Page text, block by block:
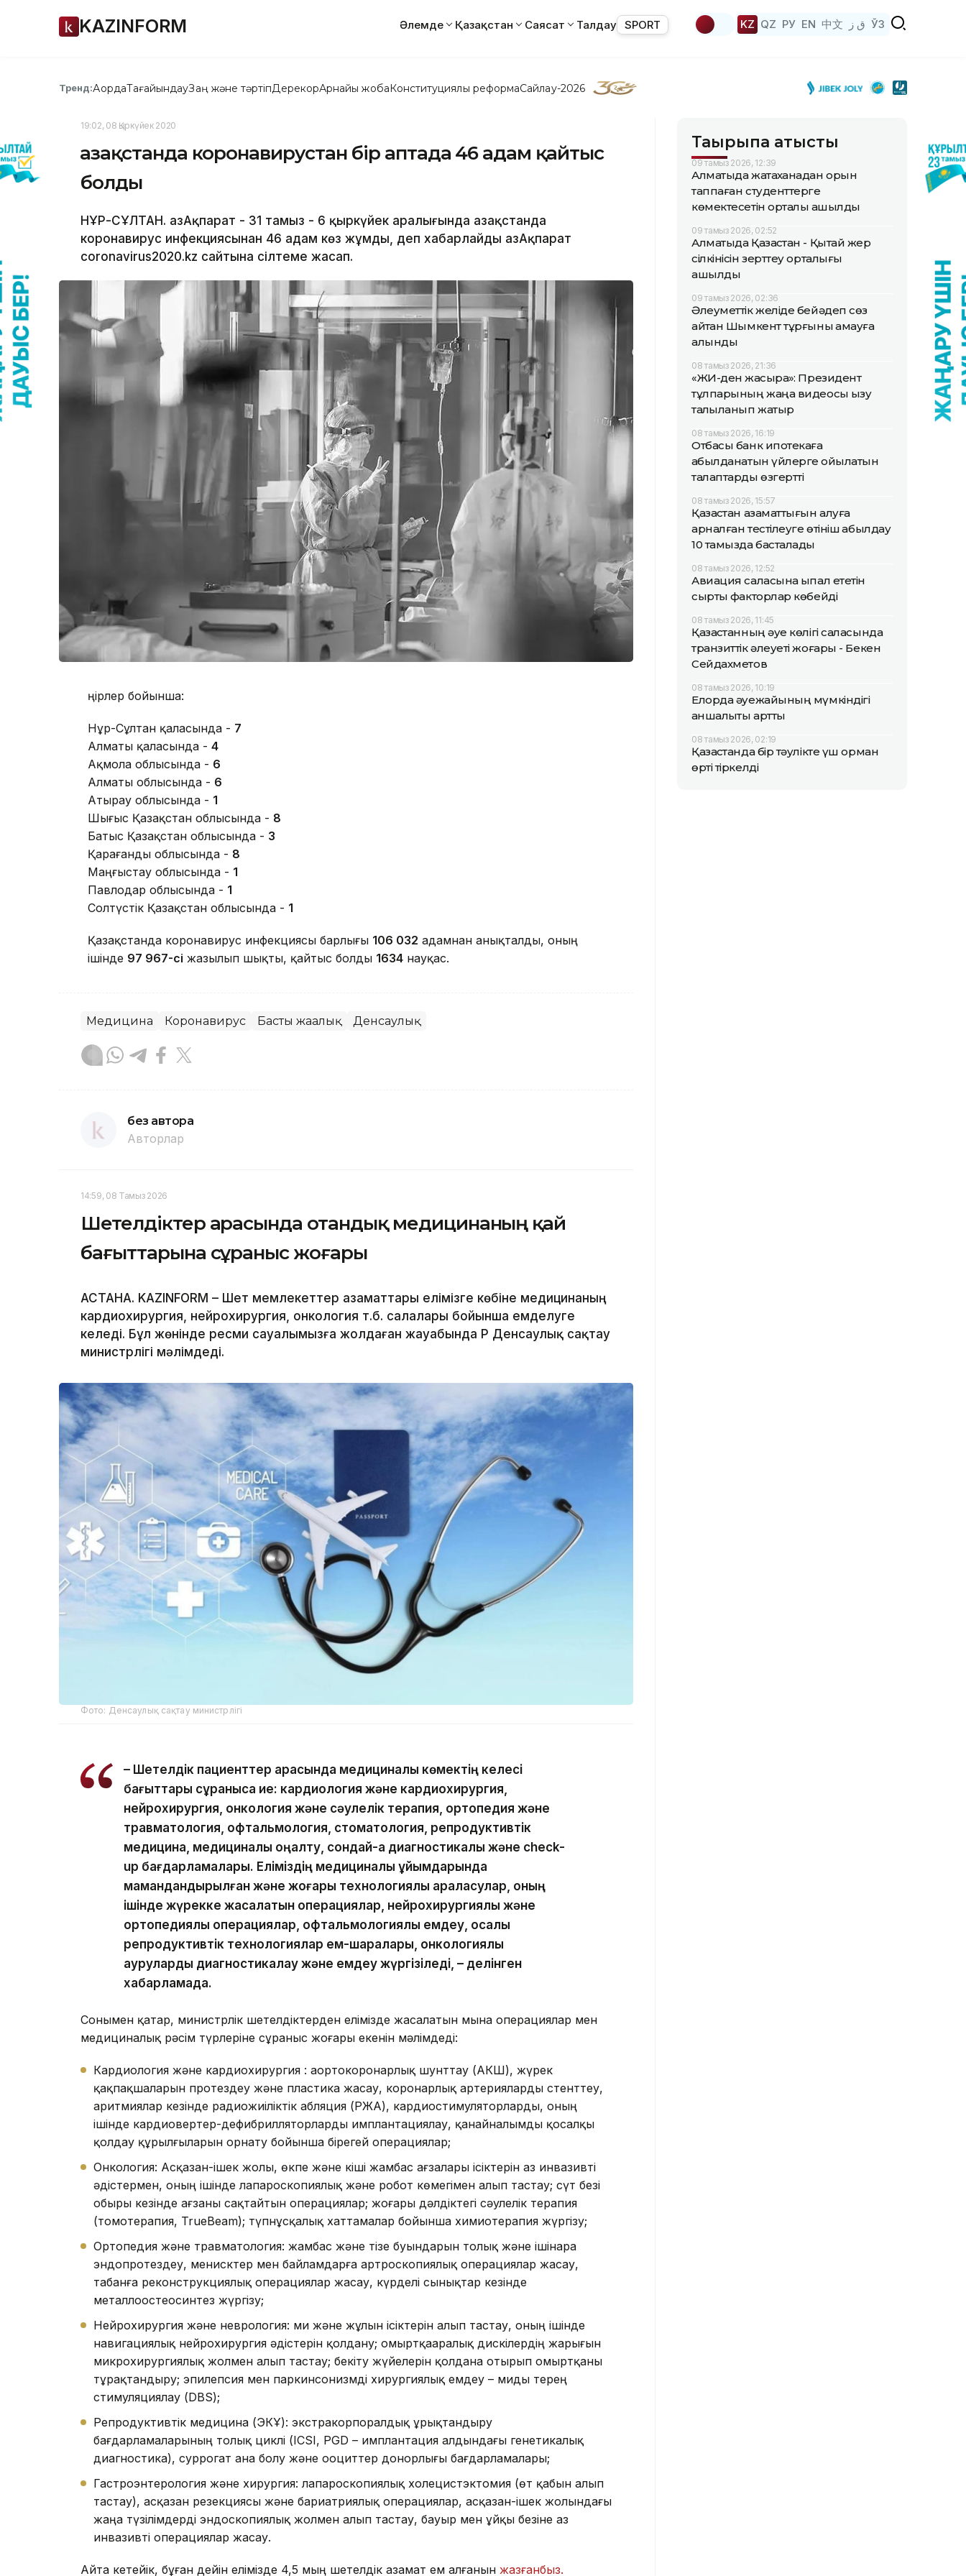
KAZINFORM Әлемде Қазақстан Саясат Талдау SPORT KZ QZ РУ EN 中文 ق ز ЎЗ
Тренд:АқордаТағайындауЗаң және тәртіпДерекқорАрнайы жобаКонституциялық реформаСайлау-2026
19:02, 08 Қыркүйек 2020
Қазақстанда коронавирустан бір аптада 46 адам қайтыс
болды
НҰР-СҰЛТАН. ҚазАқпарат - 31 тамыз - 6 қыркүйек аралығында Қазақстанда
коронавирус инфекциясынан 46 адам көз жұмды, деп хабарлайды ҚазАқпарат
coronavirus2020.kz сайтына сілтеме жасап.
Өңірлер бойынша:
Нұр-Сұлтан қаласында - 7
Алматы қаласында - 4
Ақмола облысында - 6
Алматы облысында - 6
Атырау облысында - 1
Шығыс Қазақстан облысында - 8
Батыс Қазақстан облысында - 3
Қарағанды облысында - 8
Маңғыстау облысында - 1
Павлодар облысында - 1
Солтүстік Қазақстан облысында - 1
Қазақстанда коронавирус инфекциясы барлығы 106 032 адамнан анықталды, оның
ішінде 97 967-сі жазылып шықты, қайтыс болды 1634 науқас.
Медицина Коронавирус Басты жаңалық Денсаулық
без автора
Авторлар
14:59, 08 Тамыз 2026
Шетелдіктер арасында отандық медицинаның қай
бағыттарына сұраныс жоғары
АСТАНА. KAZINFORM – Шет мемлекеттер азаматтары елімізге көбіне медицинаның
кардиохирургия, нейрохирургия, онкология т.б. салалары бойынша емделуге
келеді. Бұл жөнінде ресми сауалымызға жолдаған жауабында ҚР Денсаулық сақтау
министрлігі мәлімдеді.
Фото: Денсаулық сақтау министрлігі
– Шетелдік пациенттер арасында медициналық көмектің келесі
бағыттары сұранысқа ие: кардиология және кардиохирургия,
нейрохирургия, онкология және сәулелік терапия, ортопедия және
травматология, офтальмология, стоматология, репродуктивтік
медицина, медициналық оңалту, сондай-ақ диагностикалық және check-
up бағдарламалары. Еліміздің медициналық ұйымдарында
мамандандырылған және жоғары технологиялық араласулар, оның
ішінде жүрекке жасалатын операциялар, нейрохирургиялық және
ортопедиялық операциялар, офтальмологиялық емдеу, қосалқы
репродуктивтік технологиялар ем-шаралары, онкологиялық
ауруларды диагностикалау және емдеу жүргізіледі, – делінген
хабарламада.
Сонымен қатар, министрлік шетелдіктерден елімізде жасалатын мына операциялар мен
медициналық рәсім түрлеріне сұраныс жоғары екенін мәлімдеді:
Кардиология және кардиохирургия : аортокоронарлық шунттау (АКШ), жүрек
қақпақшаларын протездеу және пластика жасау, коронарлық артерияларды стенттеу,
аритмиялар кезінде радиожиіліктік абляция (РЖА), кардиостимуляторларды, оның
ішінде кардиовертер-дефибрилляторларды имплантациялау, қанайналымды қосалқы
қолдау құрылғыларын орнату бойынша бірегей операциялар;
Онкология: Асқазан-ішек жолы, өкпе және кіші жамбас ағзалары ісіктерін аз инвазивті
әдістермен, оның ішінде лапароскопиялық және робот көмегімен алып тастау; сүт безі
обыры кезінде ағзаны сақтайтын операциялар; жоғары дәлдіктегі сәулелік терапия
(томотерапия, TrueBeam); түпнұсқалық хаттамалар бойынша химиотерапия жүргізу;
Ортопедия және травматология: жамбас және тізе буындарын толық және ішінара
эндопротездеу, менисктер мен байламдарға артроскопиялық операциялар жасау,
табанға реконструкциялық операциялар жасау, күрделі сынықтар кезінде
металлоостеосинтез жүргізу;
Нейрохирургия және неврология: ми және жұлын ісіктерін алып тастау, оның ішінде
навигациялық нейрохирургия әдістерін қолдану; омыртқааралық дискілердің жарығын
микрохирургиялық жолмен алып тастау; бекіту жүйелерін қолдана отырып омыртқаны
тұрақтандыру; эпилепсия мен паркинсонизмді хирургиялық емдеу – миды терең
стимуляциялау (DBS);
Репродуктивтік медицина (ЭКҰ): экстракорпоралдық ұрықтандыру
бағдарламаларының толық циклі (ICSI, PGD – имплантация алдындағы генетикалық
диагностика), суррогат ана болу және ооциттер донорлығы бағдарламалары;
Гастроэнтерология және хирургия: лапароскопиялық холецистэктомия (өт қабын алып
тастау), асқазан резекциясы және бариатриялық операциялар, асқазан-ішек жолындағы
жаңа түзілімдерді эндоскопиялық жолмен алып тастау, бауыр мен ұйқы безіне аз
инвазивті операциялар жасау.
Айта кетейік, бұған дейін елімізде 4,5 мың шетелдік азамат ем алғанын жазғанбыз.
Тақырыпқа қатысты
09 тамыз 2026, 12:39
Алматыда жатақханадан орын
таппаған студенттерге
көмектесетін орталық ашылды
09 тамыз 2026, 02:52
Алматыда Қазақстан - Қытай жер
сілкінісін зерттеу орталығы
ашылды
09 тамыз 2026, 02:36
Әлеуметтік желіде бейәдеп сөз
айтқан Шымкент тұрғыны қамауға
алынды
08 тамыз 2026, 21:36
«ЖИ-ден жақсырақ»: Президент
тұлпарының жаңа видеосы қызу
талқыланып жатыр
08 тамыз 2026, 16:19
Отбасы банк ипотекаға
қабылданатын үйлерге қойылатын
талаптарды өзгертті
08 тамыз 2026, 15:57
Қазақстан азаматтығын алуға
арналған тестілеуге өтініш қабылдау
10 тамызда басталады
08 тамыз 2026, 12:52
Авиация саласына ықпал ететін
сыртқы факторлар көбейді
08 тамыз 2026, 11:45
Қазақстанның әуе көлігі саласында
транзиттік әлеуеті жоғары - Бекен
Сейдахметов
08 тамыз 2026, 10:19
Елорда әуежайының мүмкіндігі
қаншалықты артты
08 тамыз 2026, 02:19
Қазақстанда бір тәулікте үш орман
өрті тіркелді